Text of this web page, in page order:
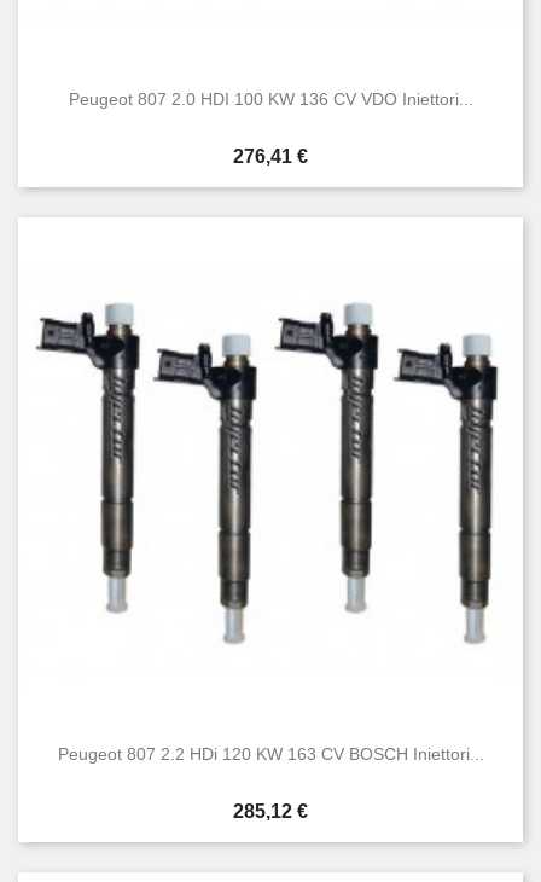
Peugeot 807 2.0 HDI 100 KW 136 CV VDO Iniettori...
Prezzo
276,41 €
Peugeot 807 2.2 HDi 120 KW 163 CV BOSCH Iniettori...
Prezzo
285,12 €